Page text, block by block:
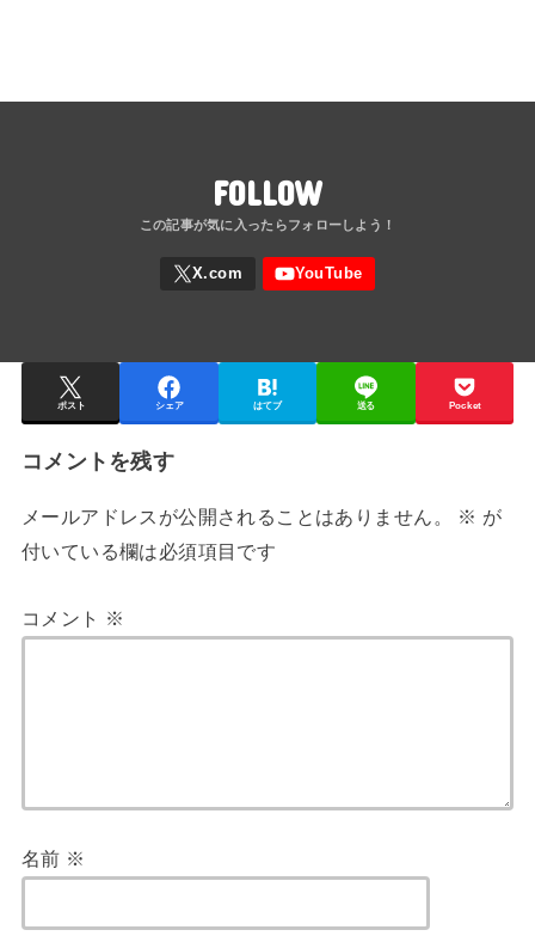
FOLLOW
ポスト シェア はてブ 送る Pocket
コメントを残す
メールアドレスが公開されることはありません。 ※ が
付いている欄は必須項目です
コメント ※
名前 ※